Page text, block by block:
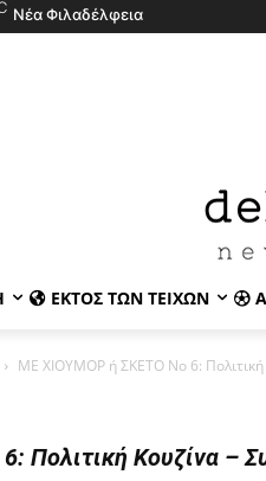
Νέα Φιλαδέλφεια
ΕΚΤΌΣ ΤΩΝ ΤΕΙΧΏΝ
ΜΕ ΧΙΟΥΜΟΡ ή ΣΚΕΤΟ Νο 6: Πολιτική
Κουζίνα –